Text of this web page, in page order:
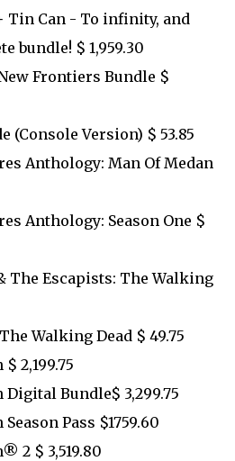
Tin Can - To infinity, and
bundle! $ 1,959.30
Frontiers Bundle $
(Console Version) $ 53.85
Anthology: Man Of Medan
Anthology: Season One $
The Escapists: The Walking
Walking Dead $ 49.75
2,199.75
Bundle$ 3,299.75
Pass $1759.60
2 $ 3,519.80